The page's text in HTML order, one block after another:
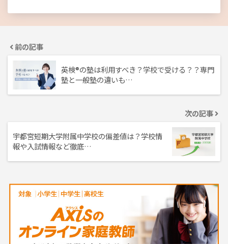
前の記事
英検®の塾は利用すべき？学校で受ける？？専門
塾と一般塾の違いも…
次の記事
宇都宮短期大学附属中学校の偏差値は？学校情
報や入試情報など徹底…